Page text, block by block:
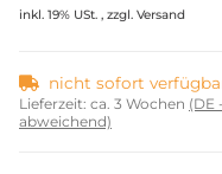
inkl. 19% USt. , zzgl. Versand
nicht sofort
Lieferzeit: ca. 3 Wochen (DE
abweichend)